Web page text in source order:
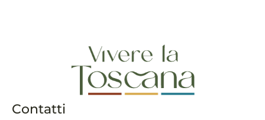
Contatti